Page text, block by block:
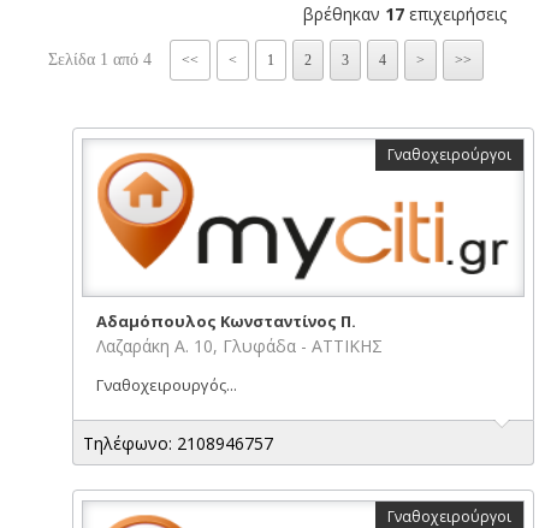
βρέθηκαν 17 επιχειρήσεις
Σελίδα 1 από 4 << < 1 2 3 4 > >>
Γναθοχειρούργοι
Αδαμόπουλος Κωνσταντίνος Π.
Λαζαράκη Α. 10, Γλυφάδα - ΑΤΤΙΚΗΣ
Γναθοχειρουργός...
Τηλέφωνο: 2108946757
Γναθοχειρούργοι